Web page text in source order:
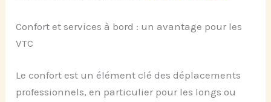
Confort et services à bord : un avantage pour les
VTC
Le confort est un élément clé des déplacements
professionnels, en particulier pour les longs ou